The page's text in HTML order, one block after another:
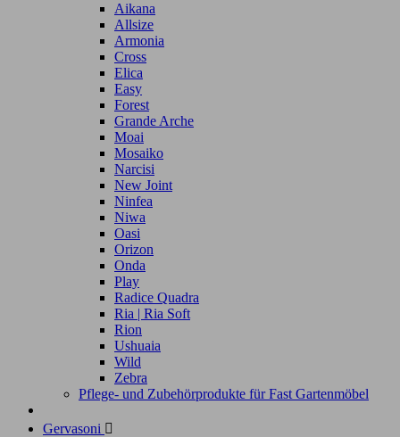
Aikana
Allsize
Armonia
Cross
Elica
Easy
Forest
Grande Arche
Moai
Mosaiko
Narcisi
New Joint
Ninfea
Niwa
Oasi
Orizon
Onda
Play
Radice Quadra
Ria | Ria Soft
Rion
Ushuaia
Wild
Zebra
Pflege- und Zubehörprodukte für Fast Gartenmöbel
Gervasoni 